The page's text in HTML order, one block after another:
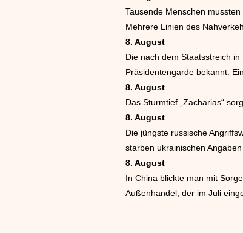
Tausende Menschen
Mehrere Linien des
8. August
Die nach dem Staatsstreich in
Präsidentengarde bekannt.
8. August
Das Sturmtief „Zacharias“
8. August
Die jüngste russische
starben ukrainischen
8. August
In China blickte man mit
Außenhandel, der im Juli